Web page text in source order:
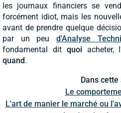
les journaux financiers se
forcément idiot, mais les
avant de prendre quelque
par un peu d'Analyse
fondamental dit quoi acheter,
quand.
Dans cette
Le
L'art de manier le marché ou